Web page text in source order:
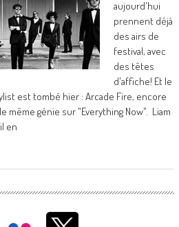
aujourd'hui
prennent déjà
des airs de
festival, avec
des têtes
d'affiche! Et le
est tombé hier : Arcade Fire, encore
même génie sur "Everything Now". Liam
en